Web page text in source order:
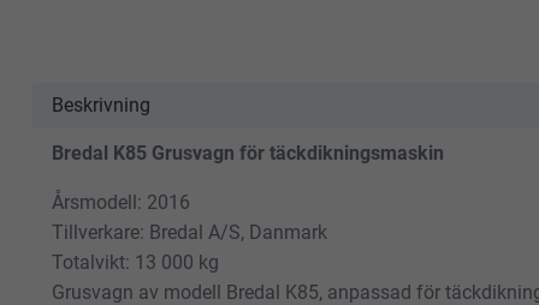
Beskrivning
Bredal K85 Grusvagn för täckdikningsmaskin
Årsmodell: 2016
Tillverkare: Bredal A/S, Danmark
Totalvikt: 13 000 kg
Grusvagn av modell Bredal K85, anpassad för